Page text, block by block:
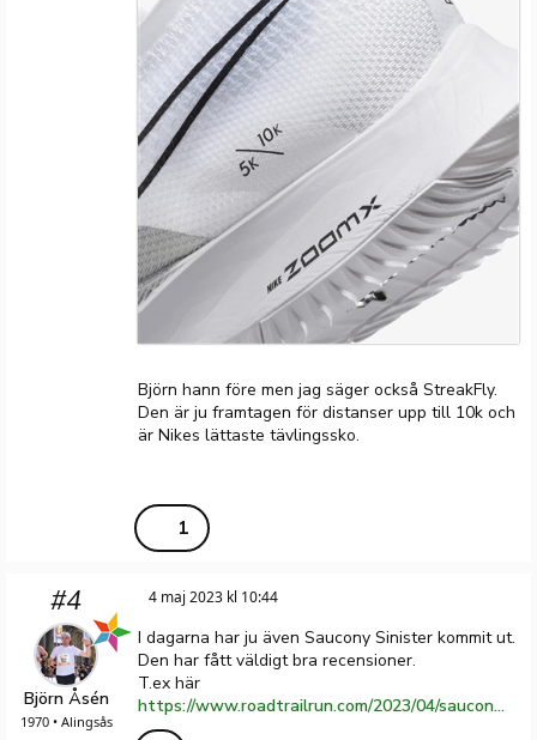
Björn hann före men jag säger också StreakFly.
Den är ju framtagen för distanser upp till 10k och
är Nikes lättaste tävlingssko.
1
#4
Björn Åsén
1970 • Alingsås
4 maj 2023 kl 10:44
I dagarna har ju även Saucony Sinister kommit ut.
Den har fått väldigt bra recensioner.
T.ex här
https://www.roadtrailrun.com/2023/04/saucony-sinister-multi-tester-review.html